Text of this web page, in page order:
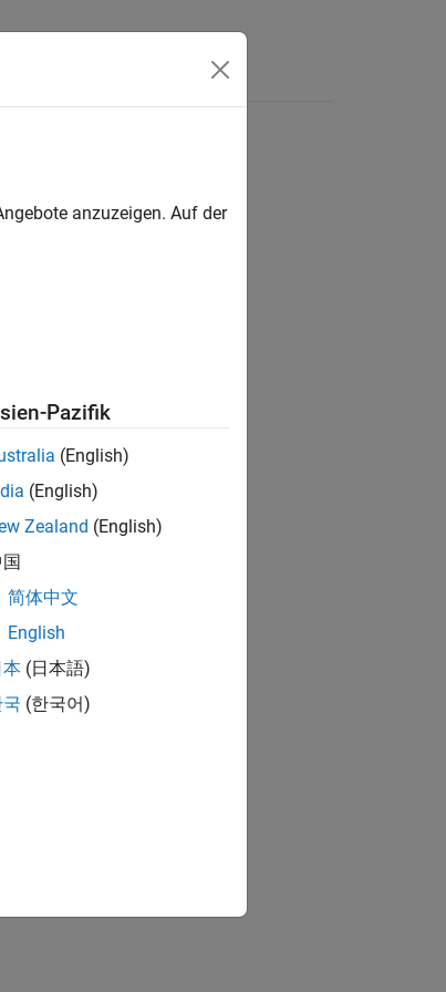
anzuzeigen. Auf der
Pazifik
(English)
(English)
Zealand (English)
简体中文
English
本 (日本語)
(한국어)